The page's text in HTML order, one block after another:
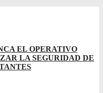
EL OPERATIVO
LA SEGURIDAD DE